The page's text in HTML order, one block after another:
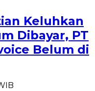
Keluhkan
Dibayar, PT
Belum di